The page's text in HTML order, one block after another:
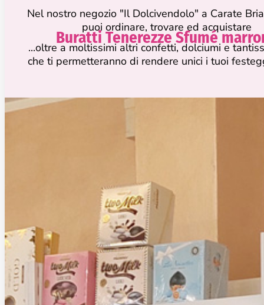
Nel nostro negozio "Il Dolcivendolo" a Carate
puoi ordinare, trovare ed acquistare
Buratti Tenerezze Sfumé
...oltre a moltissimi altri confetti, dolciumi e
che ti permetteranno di rendere unici i tuoi